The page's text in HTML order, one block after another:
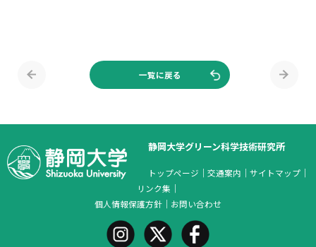
一覧に戻る
静岡大学グリーン科学技術研究所
トップページ ｜ 交通案内 ｜ サイトマップ ｜
リンク集 ｜
個人情報保護方針 ｜ お問い合わせ